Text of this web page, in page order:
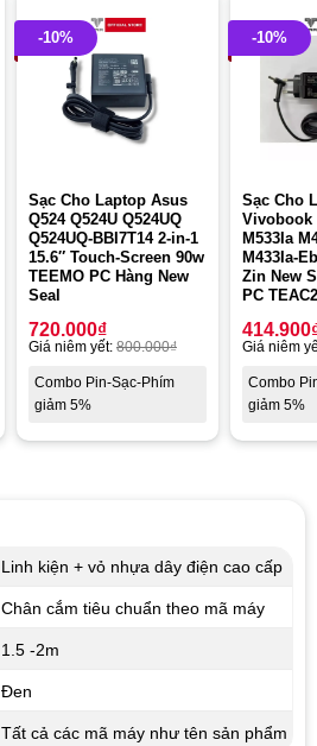
-10%
Sạc Cho Laptop Asus
Q524 Q524U Q524UQ
Q524UQ-BBI7T14 2-in-1
15.6″ Touch-Screen 90w
TEEMO PC Hàng New
Seal
720.000₫
Giá niêm yết: 800.000₫
Combo Pin-Sạc-Phím
giảm 5%
-10%
Sạc Cho
Vivobook
M533Ia
M433Ia-
Zin New
PC
414.900
Giá niêm
Combo
giảm 5%
Linh kiện + vỏ nhựa dây điện cao cấp
Chân cắm tiêu chuẩn theo mã máy
1.5 -2m
Đen
Tất cả các mã máy như tên sản phẩm